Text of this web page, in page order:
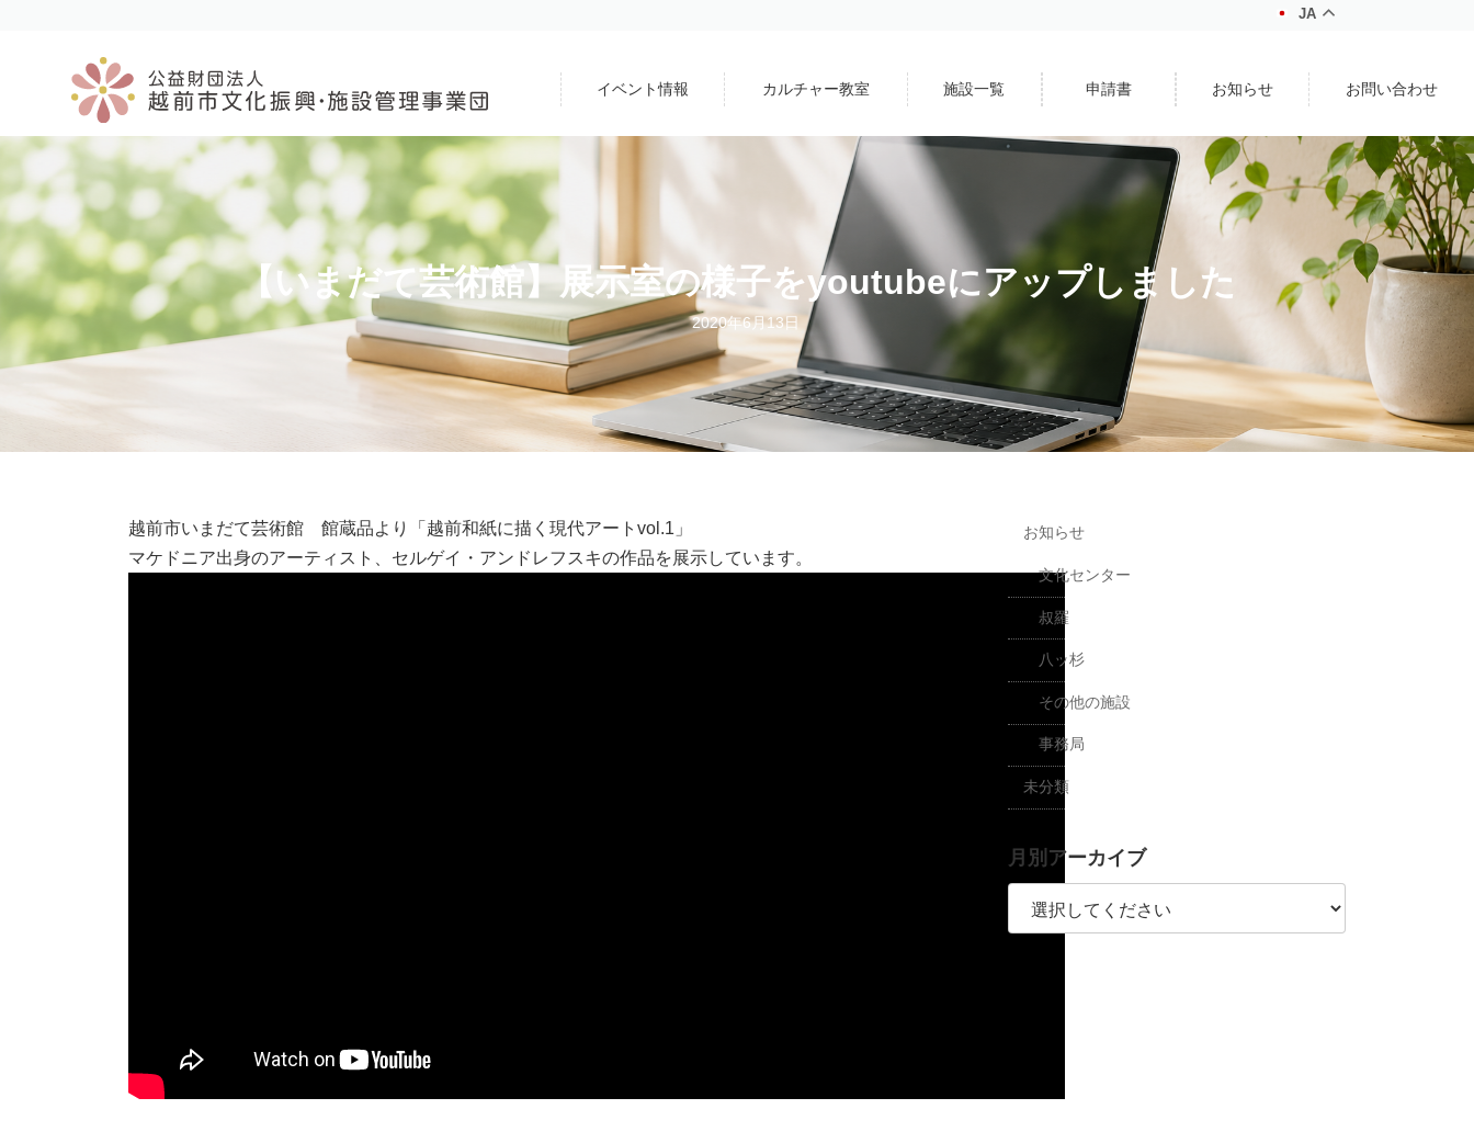
ス
ッ
プ
ン
移
動
JA
イベント情報 カルチャー教室 施設一覧 申請書 お知らせ お問い合わせ
【いまだて芸術館】展示室の様子をyoutubeにアップしました
2020年6月13日
越前市いまだて芸術館 館蔵品より「越前和紙に描く現代アートvol.1」
マケドニア出身のアーティスト、セルゲイ・アンドレフスキの作品を展示しています。
お知らせ
文化センター
叔羅
八ッ杉
その他の施設
事務局
未分類
月別アーカイブ